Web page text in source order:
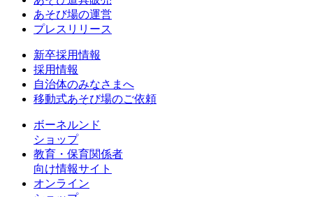
あそび場の運営
プレスリリース
新卒採用情報
採用情報
自治体のみなさまへ
移動式あそび場のご依頼
ボーネルンド
ショップ
教育・保育関係者
向け情報サイト
オンライン